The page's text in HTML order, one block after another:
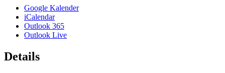
Google Kalender
iCalendar
Outlook 365
Outlook Live
Details